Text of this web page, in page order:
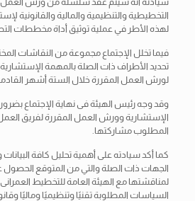
التخطيطية والتنظيمية والمالية والقانونية
لهذه الأطر في عملية توثيق أداة مخططات
فيما تخلل الإجتماع مجموعة من النقاشات
تحديد الأطراف ذات الصلة بالمهمة
لورش العمل المقررة خلال الستة أشهر
وقد وجه رئيس الهيئة فى نهاية الإجتماع
الإستشارية وورش العمل المقررة لفريق
المطلوب مشاركتها.
كما أكد سيادته على أهمية تحليل كافة
الجهات ذات الصلة والتي من المتوقع
لمناقشتها مع الهيئة العامة للتخطيط
السياسات المطلوبة تقنيًا وتنظيميًا وماليًا